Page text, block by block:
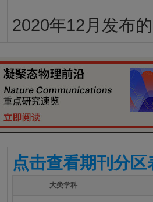
2020年12月发布
点击查看期刊分区
大类学科